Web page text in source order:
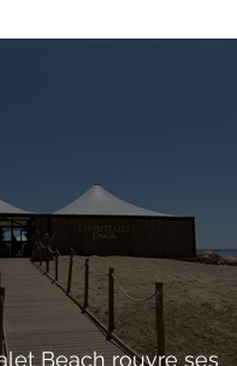
Beach rouvre ses